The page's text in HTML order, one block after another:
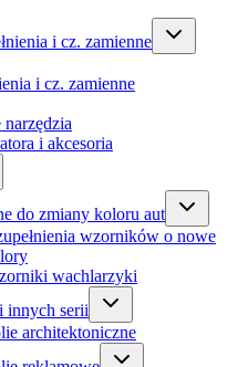
i cz. zamienne
i cz. zamienne
narzędzia
i akcesoria
do zmiany koloru aut
wzorników o nowe
wachlarzyki
innych serii
architektoniczne